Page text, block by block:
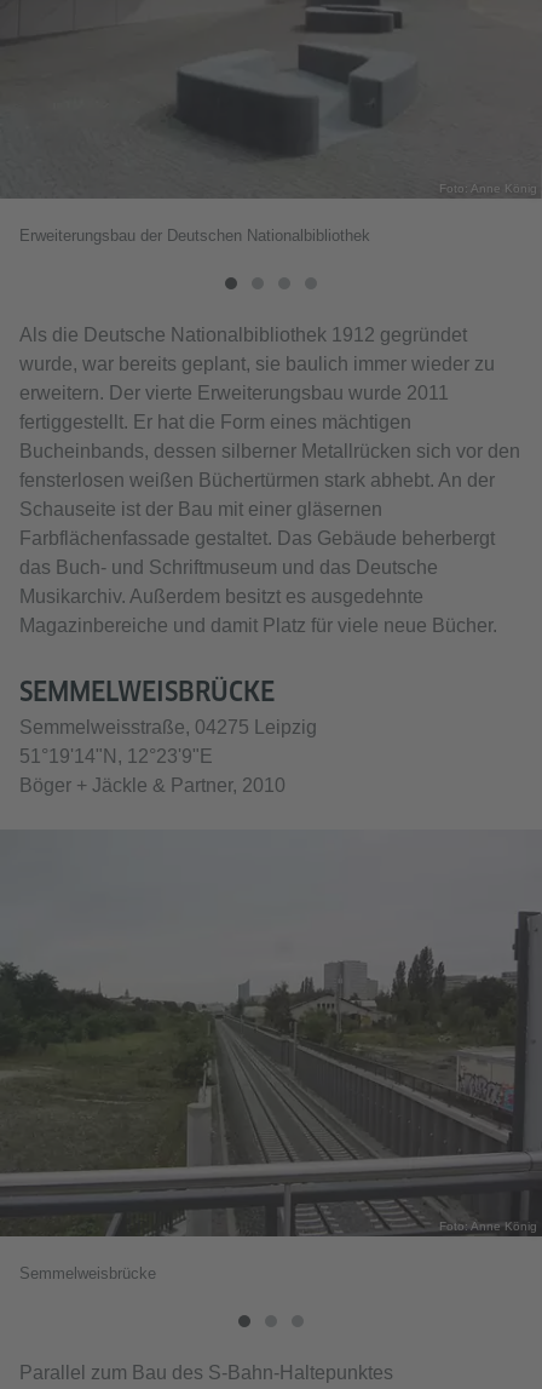
Foto: Anne König
Erweiterungsbau der Deutschen Nationalbibliothek
Als die Deutsche Nationalbibliothek 1912 gegründet
wurde, war bereits geplant, sie baulich immer wieder zu
erweitern. Der vierte Erweiterungsbau wurde 2011
fertiggestellt. Er hat die Form eines mächtigen
Bucheinbands, dessen silberner Metallrücken sich vor den
fensterlosen weißen Büchertürmen stark abhebt. An der
Schauseite ist der Bau mit einer gläsernen
Farbflächenfassade gestaltet. Das Gebäude beherbergt
das Buch- und Schriftmuseum und das Deutsche
Musikarchiv. Außerdem besitzt es ausgedehnte
Magazinbereiche und damit Platz für viele neue Bücher.
SEMMELWEISBRÜCKE
Semmelweisstraße, 04275 Leipzig
51°19'14"N, 12°23'9"E
Böger + Jäckle & Partner, 2010
Foto: Anne König
Semmelweisbrücke
Parallel zum Bau des S-Bahn-Haltepunktes